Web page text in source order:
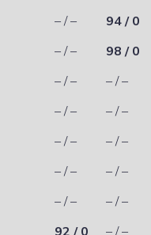
– / –
94 / 0
– / –
98 / 0
– / –
– / –
– / –
– / –
– / –
– / –
– / –
– / –
– / –
– / –
92 / 0 – / –